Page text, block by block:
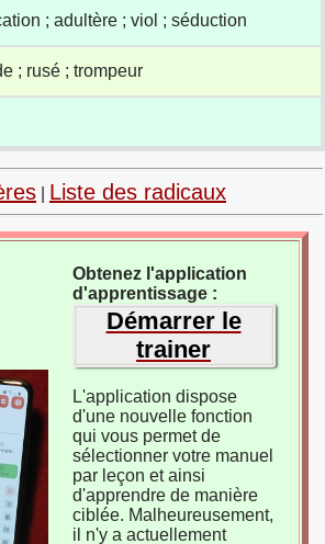
; adultère ; viol ; séduction
; rusé ; trompeur
Liste des radicaux
Obtenez l'application
d'apprentissage :
Démarrer le
trainer
L'application dispose
d'une nouvelle fonction
qui vous permet de
sélectionner votre manuel
par leçon et ainsi
d'apprendre de manière
ciblée. Malheureusement,
il n'y a actuellement